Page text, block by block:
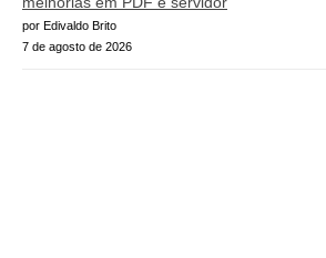
por Edivaldo Brito
7 de agosto de 2026